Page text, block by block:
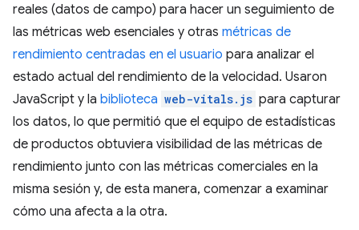
reales (datos de campo) para hacer un seguimiento de
las métricas web esenciales y otras métricas de
rendimiento centradas en el usuario para analizar el
estado actual del rendimiento de la velocidad. Usaron
JavaScript y la biblioteca web-vitals.js para capturar
los datos, lo que permitió que el equipo de estadísticas
de productos obtuviera visibilidad de las métricas de
rendimiento junto con las métricas comerciales en la
misma sesión y, de esta manera, comenzar a examinar
cómo una afecta a la otra.